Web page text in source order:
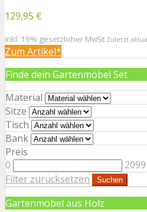
129,95 €
inkl. 19% gesetzlicher MwSt.Zuletzt
Zum Artikel*
Finde dein Gartenmöbel Set
Material
Sitze
Tisch
Bank
Preis
0
2099
Filter zurücksetzen
Suchen
Gartenmöbel aus Holz